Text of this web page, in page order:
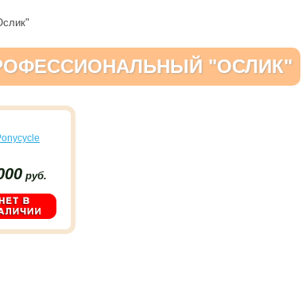
"ОСЛИК"
руб.